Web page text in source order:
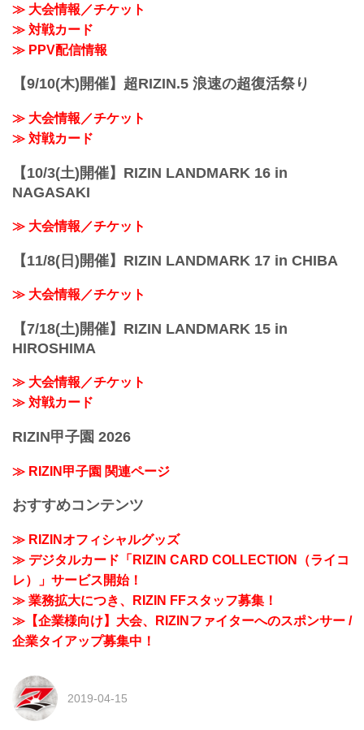
≫ 大会情報／チケット
≫ 対戦カード
≫ PPV配信情報
【9/10(木)開催】超RIZIN.5 浪速の超復活祭り
≫ 大会情報／チケット
≫ 対戦カード
【10/3(土)開催】RIZIN LANDMARK 16 in
NAGASAKI
≫ 大会情報／チケット
【11/8(日)開催】RIZIN LANDMARK 17 in CHIBA
≫ 大会情報／チケット
【7/18(土)開催】RIZIN LANDMARK 15 in
HIROSHIMA
≫ 大会情報／チケット
≫ 対戦カード
RIZIN甲子園 2026
≫ RIZIN甲子園 関連ページ
おすすめコンテンツ
≫ RIZINオフィシャルグッズ
≫ デジタルカード「RIZIN CARD COLLECTION（ライコ
レ）」サービス開始！
≫ 業務拡大につき、RIZIN FFスタッフ募集！
≫【企業様向け】大会、RIZINファイターへのスポンサー /
企業タイアップ募集中！
2019-04-15